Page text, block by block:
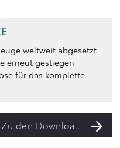
weltweit abgesetzt
erneut gestiegen
für das komplette
Zu den Downloads